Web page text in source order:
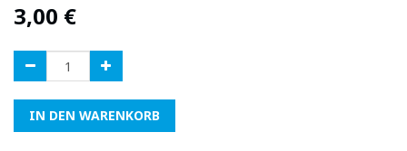
3,00 €
IN DEN WARENKORB